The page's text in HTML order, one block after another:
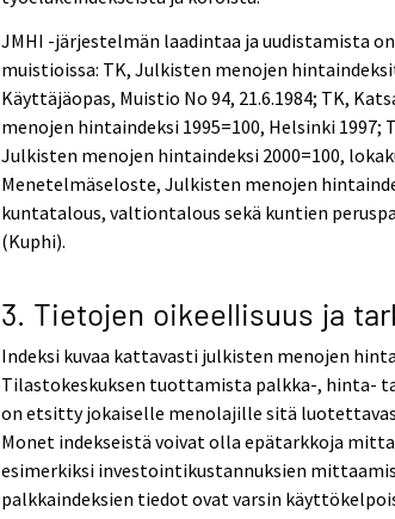
JMHI -järjestelmän laadintaa ja uudistamista
muistioissa: TK, Julkisten menojen
Käyttäjäopas, Muistio No 94, 21.6.1984; TK,
menojen hintaindeksi 1995=100, Helsinki 1997;
Julkisten menojen hintaindeksi 2000=100,
Menetelmäseloste, Julkisten menojen
kuntatalous, valtiontalous sekä kuntien
(Kuphi).
3. Tietojen oikeellisuus ja
Indeksi kuvaa kattavasti julkisten menojen
Tilastokeskuksen tuottamista palkka-, hinta-
on etsitty jokaiselle menolajille sitä
Monet indekseistä voivat olla epätarkkoja
esimerkiksi investointikustannuksien
palkkaindeksien tiedot ovat varsin